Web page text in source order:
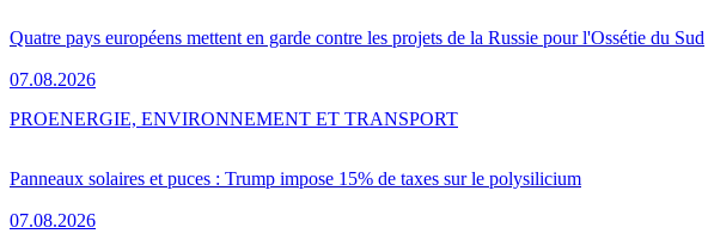
Quatre pays européens mettent en garde contre les projets de la Russie pour l'Ossétie du Sud
07.08.2026
Panneaux solaires et puces : Trump impose 15% de taxes sur le polysilicium
07.08.2026
PROENERGIE, ENVIRONNEMENT ET TRANSPORT